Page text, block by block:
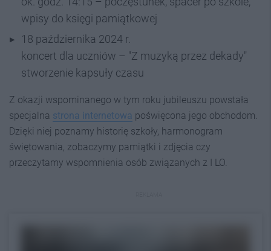
wpisy do księgi pamiątkowej
18 października 2024 r.
koncert dla uczniów – "Z muzyką przez dekady"
stworzenie kapsuły czasu
Z okazji wspominanego w tym roku jubileuszu powstała
specjalna strona internetowa poświęcona jego obchodom.
Dzięki niej poznamy historię szkoły, harmonogram
świętowania, zobaczymy pamiątki i zdjęcia czy
przeczytamy wspomnienia osób związanych z I LO.